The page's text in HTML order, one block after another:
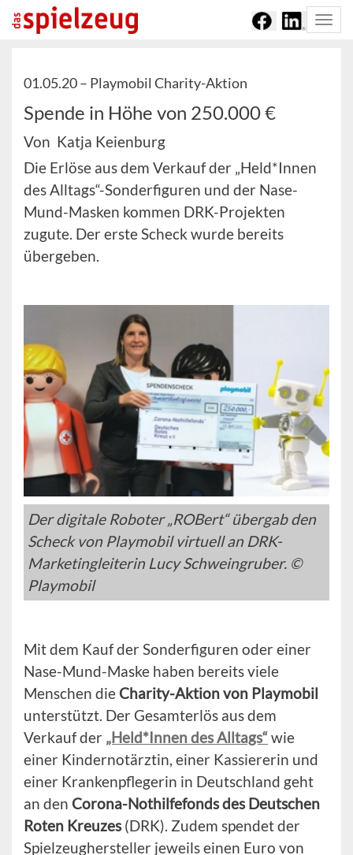
01.05.20 – Playmobil Charity-Aktion
Spende in Höhe von 250.000 €
Von Katja Keienburg
Die Erlöse aus dem Verkauf der „Held*Innen
des Alltags“-Sonderfiguren und der Nase-
Mund-Masken kommen DRK-Projekten
zugute. Der erste Scheck wurde bereits
übergeben.
Der digitale Roboter „ROBert“ übergab den
Scheck von Playmobil virtuell an DRK-
Marketingleiterin Lucy Schweingruber. ©
Playmobil
Mit dem Kauf der Sonderfiguren oder einer
Nase-Mund-Maske haben bereits viele
Menschen die Charity-Aktion von Playmobil
unterstützt. Der Gesamterlös aus dem
Verkauf der „Held*Innen des Alltags“wie
einer Kindernotärztin, einer Kassiererin und
einer Krankenpflegerin in Deutschland geht
an den Corona-Nothilfefonds des Deutschen
Roten Kreuzes(DRK). Zudem spendet der
Spielzeughersteller jeweils einen Euro von